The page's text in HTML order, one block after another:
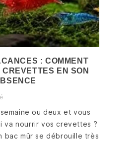
NÉOCARIDINA :
RED CHERRY,
: COMMENT
CREVETTES EN SON
ou deux et vous
va nourrir vos crevettes ?
bac mûr se débrouille très